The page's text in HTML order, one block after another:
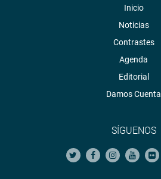
Inicio
Noticias
Contrastes
Agenda
Editorial
Damos Cuenta
SÍGUENOS